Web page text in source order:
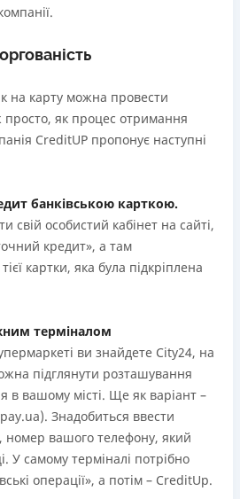
на карту можна провести
просто, як процес отримання
CreditUP пропонує наступні
банківською карткою.
свій особистий кабінет на сайті,
кредит», а там
картки, яка була підкріплена
терміналом
ви знайдете City24, на
підглянути розташування
в вашому місті. Ще як варіант –
Знадобиться ввести
номер вашого телефону, який
У самому терміналі потрібно
операції», а потім – CreditUp.